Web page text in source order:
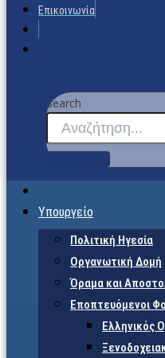
Επικοινωνία
Search
Υπουργείο
Πολιτική Ηγεσία
Οργανωτική Δομή
Όραμα και
Εποπτευόμενοι
Eλληνικός